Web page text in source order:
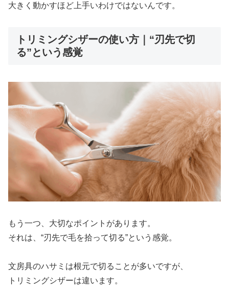
大きく動かすほど上手いわけではないんです。
トリミングシザーの使い方｜“刃先で切
る”という感覚
もう一つ、大切なポイントがあります。
それは、“刃先で毛を拾って切る”という感覚。
文房具のハサミは根元で切ることが多いですが、
トリミングシザーは違います。